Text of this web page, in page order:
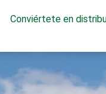
Conviértete en